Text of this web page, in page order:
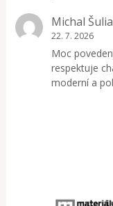
Michal
22. 7. 2026
Moc
respektuje
moderní a